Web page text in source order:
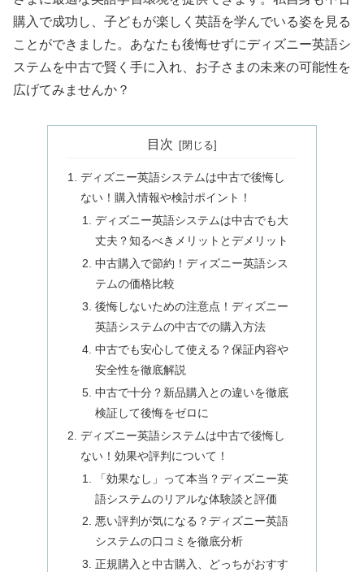
購入で成功し、子どもが楽しく英語を学んでいる姿を見る
ことができました。あなたも後悔せずにディズニー英語シ
ステムを中古で賢く手に入れ、お子さまの未来の可能性を
広げてみませんか？
目次
ディズニー英語システムは中古で後悔し
ない！購入情報や検討ポイント！
ディズニー英語システムは中古でも大
丈夫？知るべきメリットとデメリット
中古購入で節約！ディズニー英語シス
テムの価格比較
後悔しないための注意点！ディズニー
英語システムの中古での購入方法
中古でも安心して使える？保証内容や
安全性を徹底解説
中古で十分？新品購入との違いを徹底
検証して後悔をゼロに
ディズニー英語システムは中古で後悔し
ない！効果や評判について！
「効果なし」って本当？ディズニー英
語システムのリアルな体験談と評価
悪い評判が気になる？ディズニー英語
システムの口コミを徹底分析
正規購入と中古購入、どっちがおすす